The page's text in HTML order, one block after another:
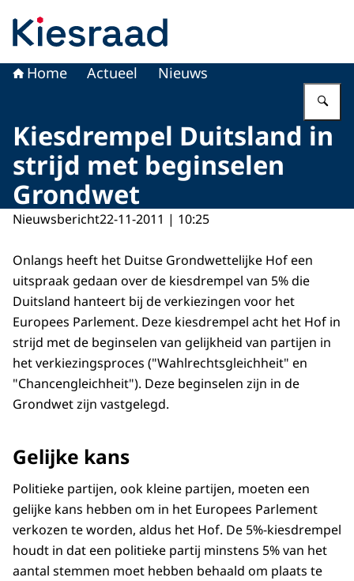
Home Actueel Nieuws
Kiesdrempel Duitsland in
strijd met beginselen
Grondwet
Nieuwsbericht22-11-2011 | 10:25
Onlangs heeft het Duitse Grondwettelijke Hof een
uitspraak gedaan over de kiesdrempel van 5% die
Duitsland hanteert bij de verkiezingen voor het
Europees Parlement. Deze kiesdrempel acht het Hof in
strijd met de beginselen van gelijkheid van partijen in
het verkiezingsproces ("Wahlrechtsgleichheit" en
"Chancengleichheit"). Deze beginselen zijn in de
Grondwet zijn vastgelegd.
Gelijke kans
Politieke partijen, ook kleine partijen, moeten een
gelijke kans hebben om in het Europees Parlement
verkozen te worden, aldus het Hof. De 5%-kiesdrempel
houdt in dat een politieke partij minstens 5% van het
aantal stemmen moet hebben behaald om plaats te